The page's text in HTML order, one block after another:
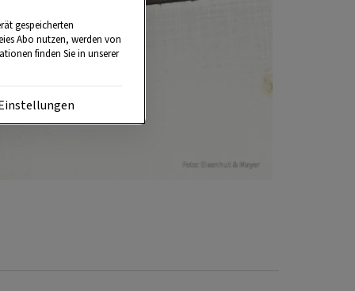
Foto: Eisenhut & Mayer
gespeicherten
Abo nutzen, werden von
finden Sie in unserer